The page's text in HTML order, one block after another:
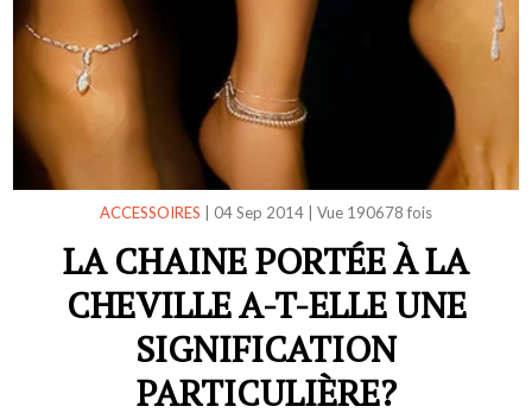
ACCESSOIRES 04 Sep 2014 Vue 190678 fois
LA CHAINE PORTÉE À LA
CHEVILLE A-T-ELLE UNE
SIGNIFICATION
PARTICULIÈRE?